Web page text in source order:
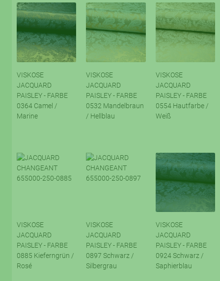
VISKOSE
JACQUARD
PAISLEY - FARBE
0364 Camel /
Marine
VISKOSE
JACQUARD
PAISLEY - FARBE
0532 Mandelbraun
/ Hellblau
VISKOSE
JACQUARD
PAISLEY - FARBE
0554 Hautfarbe /
Weiß
VISKOSE
JACQUARD
PAISLEY - FARBE
0885 Kieferngrün /
Rosé
VISKOSE
JACQUARD
PAISLEY - FARBE
0897 Schwarz /
Silbergrau
VISKOSE
JACQUARD
PAISLEY - FARBE
0924 Schwarz /
Saphierblau